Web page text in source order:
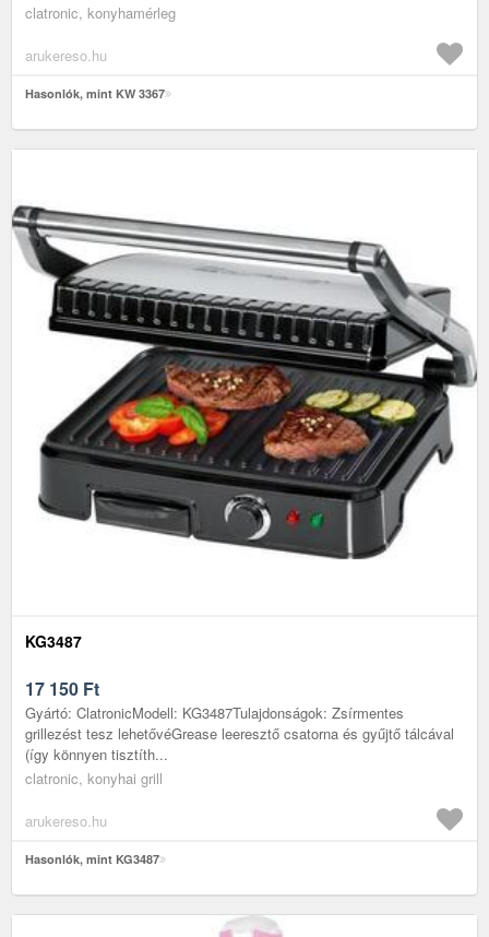
clatronic, konyhamérleg
arukereso.hu
Hasonlók, mint KW 3367
KG3487
17 150 Ft
Gyártó: ClatronicModell: KG3487Tulajdonságok: Zsírmentes
grillezést tesz lehetővéGrease leeresztő csatorna és gyűjtő tálcával
(így könnyen tisztíth...
clatronic, konyhai grill
arukereso.hu
Hasonlók, mint KG3487